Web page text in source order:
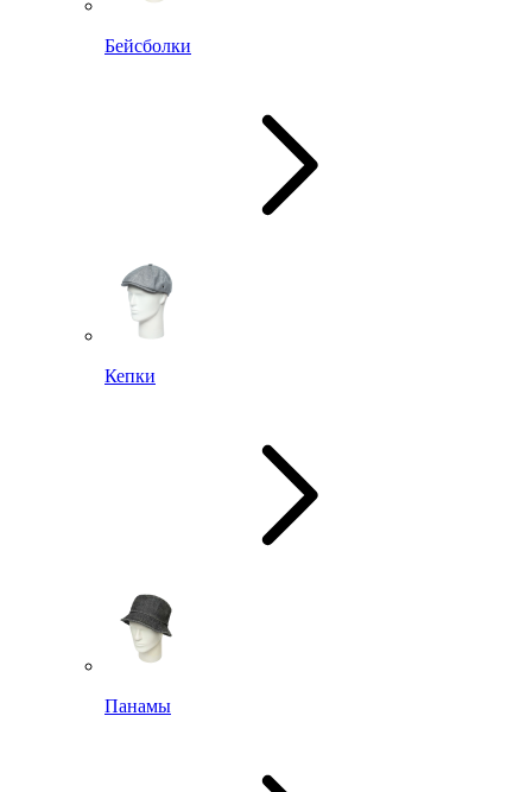
Бейсболки
Кепки
Панамы